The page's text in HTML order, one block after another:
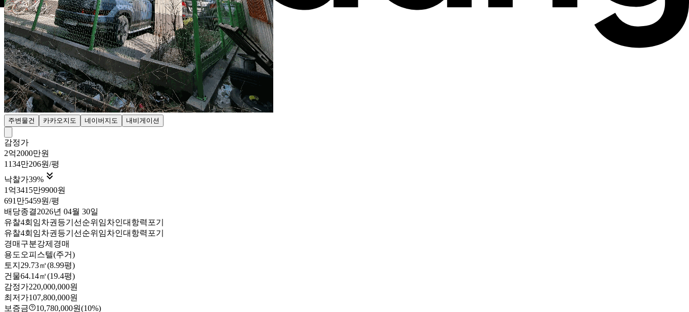
주변물건 카카오지도 네이버지도 내비게이션
감정가
2억2000만원
1134만206원/평
낙찰가39% 
1억3415만9900원
691만5459원/평
배당종결2026년 04월 30일
유찰4회 임차권등기 선순위임차인대항력포기
유찰4회 임차권등기 선순위임차인대항력포기
경매구분강제경매
용도 오피스텔(주거)
토지 29.73㎡(8.99평)
건물64.14㎡(19.4평)
감정가220,000,000원
최저가107,800,000원
보증금
10,780,000원(10%)